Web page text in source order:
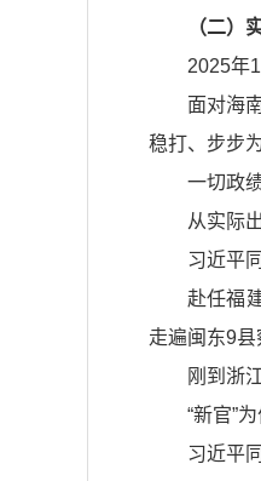
（二）
2025年
面对海
稳打、步步
一切政
从实际
习近平
赴任福
走遍闽东9县
刚到浙
“新官”
习近平